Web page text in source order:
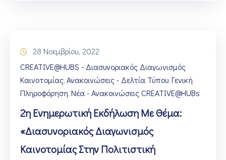
28 Νοεμβρίου, 2022
CREATIVE@HUBS - Διασυνοριακός Διαγωνισμός
Καινοτομίας‚ Ανακοινώσεις - Δελτία Τύπου‚ Γενική
Πληροφόρηση‚ Νέα - Ανακοινώσεις CREATIVE@HUBs
2η Ενημερωτική Εκδήλωση Με Θέμα:
«Διασυνοριακός Διαγωνισμός
Καινοτομίας Στην Πολιτιστική